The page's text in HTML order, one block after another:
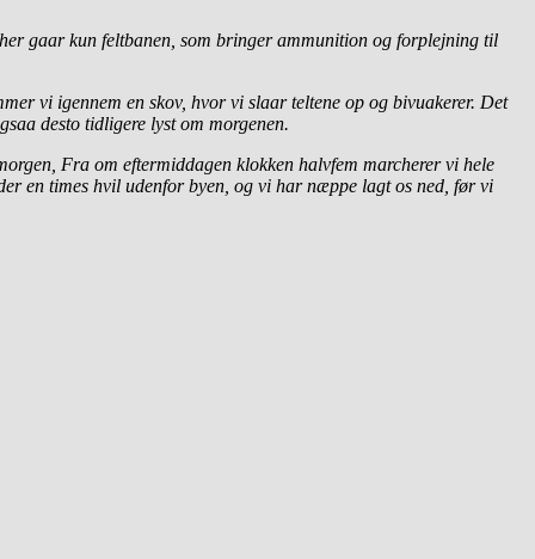
gaar kun feltbanen, som bringer ammunition og forplejning til
vi igennem en skov, hvor vi slaar teltene op og bivuakerer. Det
desto tidligere lyst om morgenen.
Fra om eftermiddagen klokken halvfem marcherer vi hele
en times hvil udenfor byen, og vi har næppe lagt os ned, før vi